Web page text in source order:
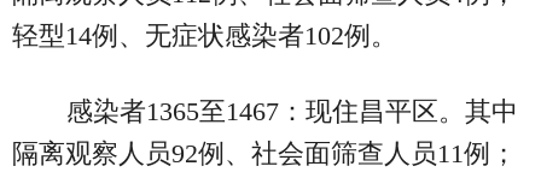
轻型14例、无症状感染者102例。
感染者1365至1467：现住昌平区。其中
隔离观察人员92例、社会面筛查人员11例；